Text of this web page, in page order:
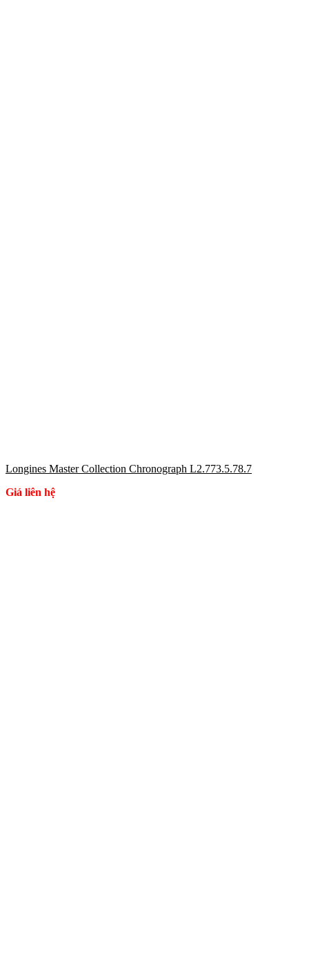
Longines Master Collection Chronograph L2.773.5.78.7
Giá liên hệ